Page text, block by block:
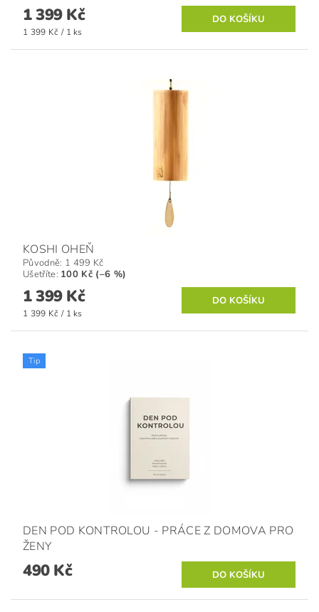
1 399 Kč
1 399 Kč / 1 ks
KOSHI OHEŇ
Původně: 1 499 Kč
Ušetříte: 100 Kč (–6 %)
1 399 Kč
1 399 Kč / 1 ks
Tip
DEN POD KONTROLOU - PRÁCE Z DOMOVA PRO
ŽENY
490 Kč